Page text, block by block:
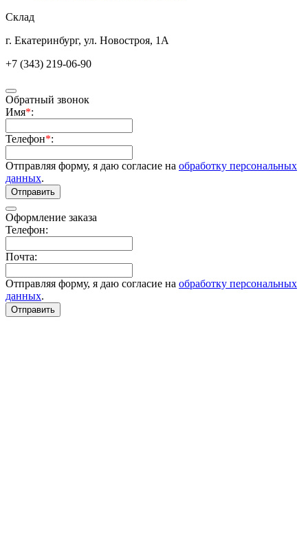
Склад
г. Екатеринбург, ул. Новостроя, 1А
+7 (343) 219-06-90
Обратный звонок
Имя*:
Телефон*:
Отправляя форму, я даю согласие на обработку персональных
данных.
Отправить
Оформление заказа
Телефон:
Почта:
Отправляя форму, я даю согласие на обработку персональных
данных.
Отправить